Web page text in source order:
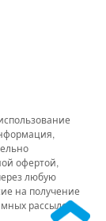
офертой,
любую
на получение
рассылок.